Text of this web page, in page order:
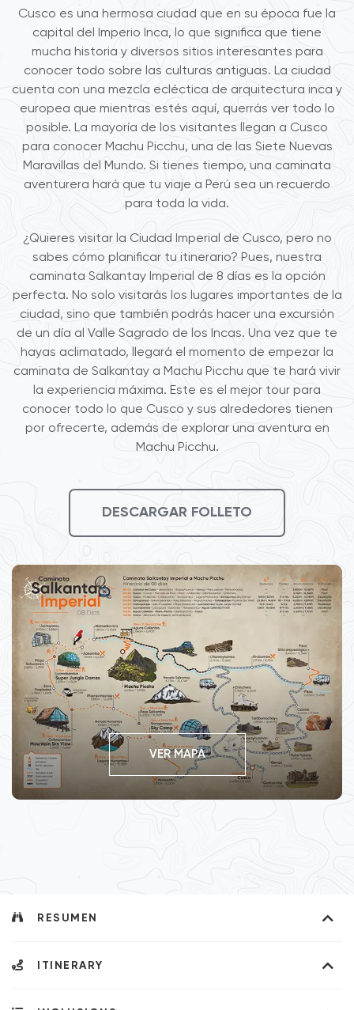
Cusco es una hermosa ciudad que en su época fue la
capital del Imperio Inca, lo que significa que tiene
mucha historia y diversos sitios interesantes para
conocer todo sobre las culturas antiguas. La ciudad
cuenta con una mezcla ecléctica de arquitectura inca y
europea que mientras estés aquí, querrás ver todo lo
posible. La mayoría de los visitantes llegan a Cusco
para conocer Machu Picchu, una de las Siete Nuevas
Maravillas del Mundo. Si tienes tiempo, una caminata
aventurera hará que tu viaje a Perú sea un recuerdo
para toda la vida.
¿Quieres visitar la Ciudad Imperial de Cusco, pero no
sabes cómo planificar tu itinerario? Pues, nuestra
caminata Salkantay Imperial de 8 días es la opción
perfecta. No solo visitarás los lugares importantes de la
ciudad, sino que también podrás hacer una excursión
de un día al Valle Sagrado de los Incas. Una vez que te
hayas aclimatado, llegará el momento de empezar la
caminata de Salkantay a Machu Picchu que te hará vivir
la experiencia máxima. Este es el mejor tour para
conocer todo lo que Cusco y sus alrededores tienen
por ofrecerte, además de explorar una aventura en
Machu Picchu.
DESCARGAR FOLLETO
VER MAPA
RESUMEN
ITINERARY